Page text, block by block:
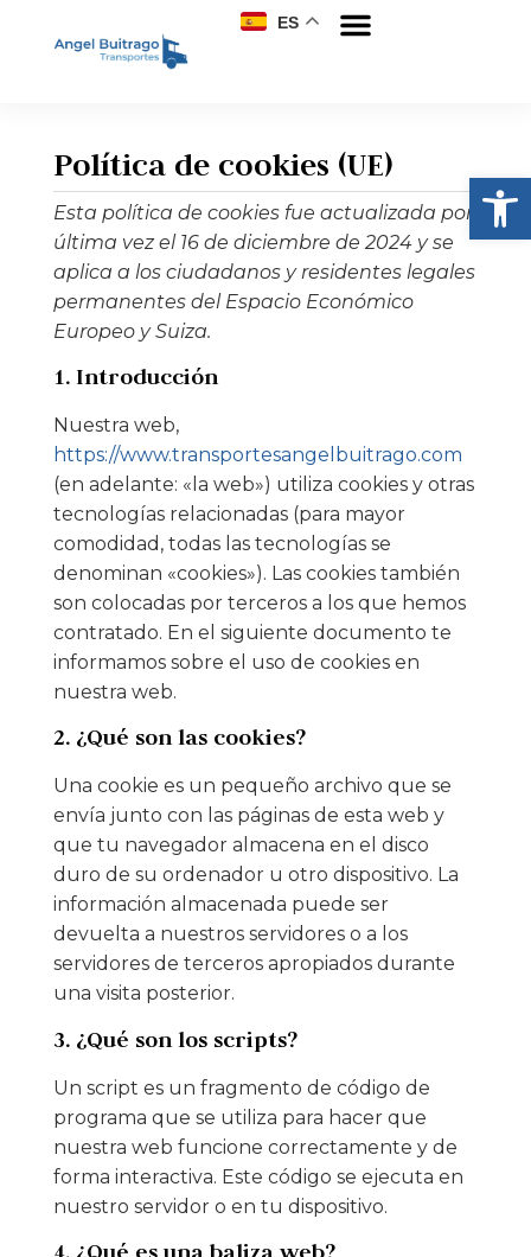
ES
Política de cookies (UE)
Esta política de cookies fue actualizada por
última vez el 16 de diciembre de 2024 y se
aplica a los ciudadanos y residentes legales
permanentes del Espacio Económico
Europeo y Suiza.
1. Introducción
Nuestra web,
https://www.transportesangelbuitrago.com
(en adelante: «la web») utiliza cookies y otras
tecnologías relacionadas (para mayor
comodidad, todas las tecnologías se
denominan «cookies»). Las cookies también
son colocadas por terceros a los que hemos
contratado. En el siguiente documento te
informamos sobre el uso de cookies en
nuestra web.
2. ¿Qué son las cookies?
Una cookie es un pequeño archivo que se
envía junto con las páginas de esta web y
que tu navegador almacena en el disco
duro de su ordenador u otro dispositivo. La
información almacenada puede ser
devuelta a nuestros servidores o a los
servidores de terceros apropiados durante
una visita posterior.
3. ¿Qué son los scripts?
Un script es un fragmento de código de
programa que se utiliza para hacer que
nuestra web funcione correctamente y de
forma interactiva. Este código se ejecuta en
nuestro servidor o en tu dispositivo.